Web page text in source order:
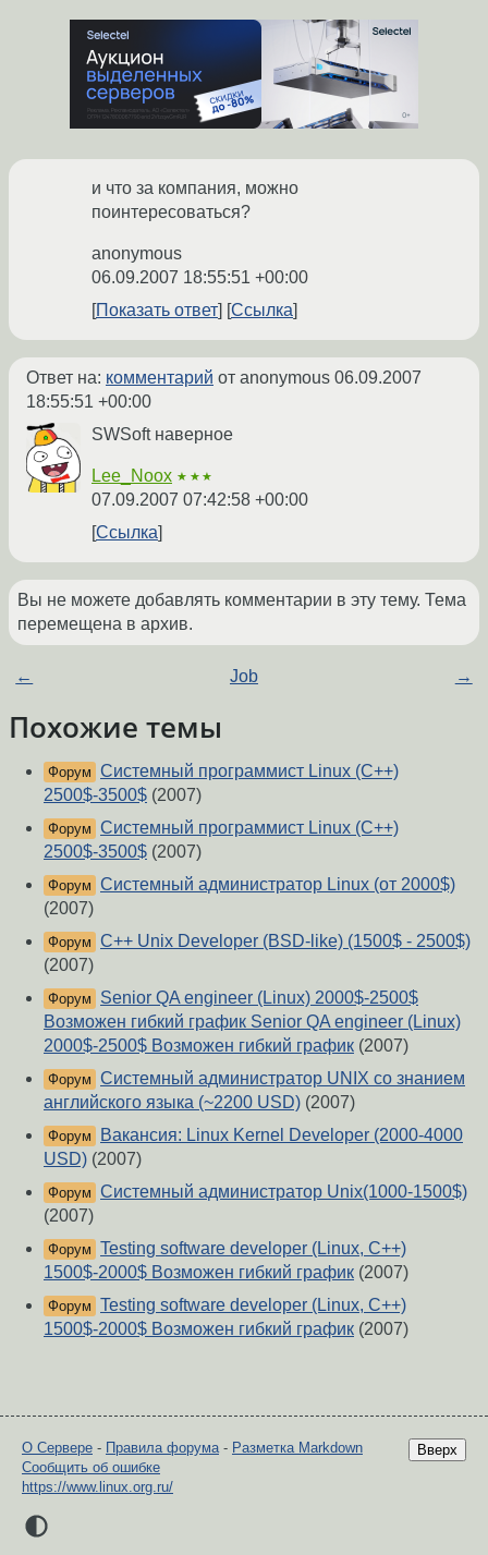
и что за компания, можно
поинтересоваться?
anonymous
06.09.2007 18:55:51 +00:00
Показать ответ
Ссылка
Ответ на: комментарий от anonymous 06.09.2007
18:55:51 +00:00
SWSoft наверное
Lee_Noox ★★★
07.09.2007 07:42:58 +00:00
Ссылка
Вы не можете добавлять комментарии в эту тему. Тема
перемещена в архив.
← Job →
Похожие темы
Форум Системный программист Linux (C++)
2500$-3500$ (2007)
Форум Системный программист Linux (C++)
2500$-3500$ (2007)
Форум Системный администратор Linux (от 2000$)
(2007)
Форум C++ Unix Developer (BSD-like) (1500$ - 2500$)
(2007)
Форум
Senior QA engineer (Linux) 2000$-2500$
Возможен гибкий график Senior QA engineer (Linux)
2000$-2500$ Возможен гибкий график (2007)
Форум Системный администратор UNIX со знанием
английского языка (~2200 USD) (2007)
Форум
Вакансия: Linux Kernel Developer (2000-4000
USD) (2007)
Форум Системный администратор Unix(1000-1500$)
(2007)
Форум Testing software developer (Linux, C++)
1500$-2000$ Возможен гибкий график (2007)
Форум Testing software developer (Linux, C++)
1500$-2000$ Возможен гибкий график (2007)
Вверх
О Сервере - Правила форума- Разметка Markdown
Сообщить об ошибке
https://www.linux.org.ru/